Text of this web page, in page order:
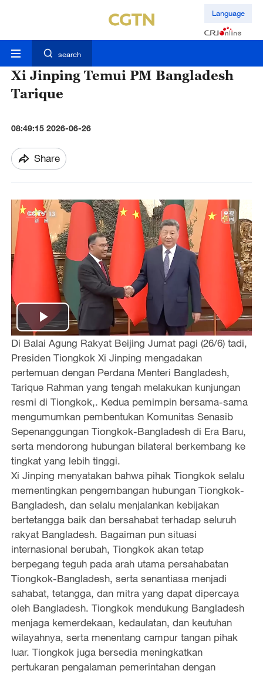
Language
search
Xi Jinping Temui PM Bangladesh
Tarique
08:49:15 2026-06-26
Share
P
l
a
y
V
i
d
e
o
Di Balai Agung Rakyat Beijing Jumat pagi (26/6) tadi,
Presiden Tiongkok Xi Jinping mengadakan
pertemuan dengan Perdana Menteri Bangladesh,
Tarique Rahman yang tengah melakukan kunjungan
resmi di Tiongkok,. Kedua pemimpin bersama-sama
mengumumkan pembentukan Komunitas Senasib
Sepenanggungan Tiongkok-Bangladesh di Era Baru,
serta mendorong hubungan bilateral berkembang ke
tingkat yang lebih tinggi.
Xi Jinping menyatakan bahwa pihak Tiongkok selalu
mementingkan pengembangan hubungan Tiongkok-
Bangladesh, dan selalu menjalankan kebijakan
bertetangga baik dan bersahabat terhadap seluruh
rakyat Bangladesh. Bagaiman pun situasi
internasional berubah, Tiongkok akan tetap
berpegang teguh pada arah utama persahabatan
Tiongkok-Bangladesh, serta senantiasa menjadi
sahabat, tetangga, dan mitra yang dapat dipercaya
oleh Bangladesh. Tiongkok mendukung Bangladesh
menjaga kemerdekaan, kedaulatan, dan keutuhan
wilayahnya, serta menentang campur tangan pihak
luar. Tiongkok juga bersedia meningkatkan
pertukaran pengalaman pemerintahan dengan